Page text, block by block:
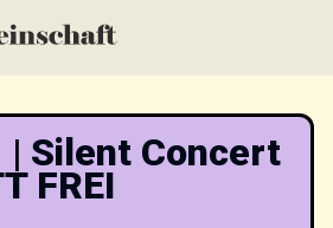
| Silent Concert
FREI